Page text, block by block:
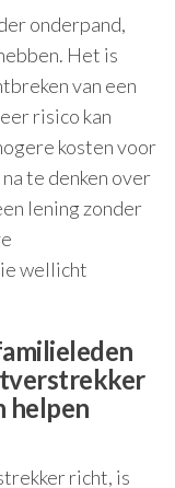
onderpand,
Het is
van een
risico kan
kosten voor
te denken over
lening zonder
wellicht
helpen
richt, is